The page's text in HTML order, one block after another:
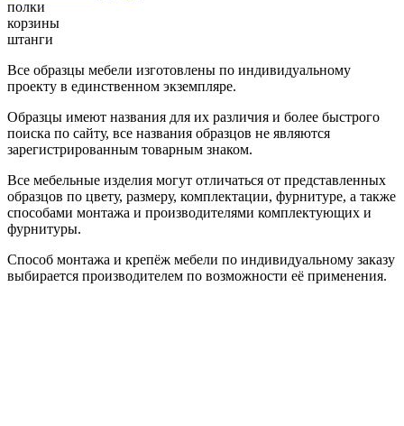
полки
корзины
штанги
Все образцы мебели изготовлены по индивидуальному
проекту в единственном экземпляре.
Образцы имеют названия для их различия и более быстрого
поиска по сайту, все названия образцов не являются
зарегистрированным товарным знаком.
Все мебельные изделия могут отличаться от представленных
образцов по цвету, размеру, комплектации, фурнитуре, а также
способами монтажа и производителями комплектующих и
фурнитуры.
Способ монтажа и крепёж мебели по индивидуальному заказу
выбирается производителем по возможности её применения.